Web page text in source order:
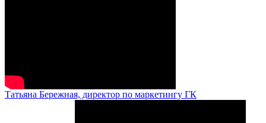
Татьяна Бережная, директор по маркетингу ГК